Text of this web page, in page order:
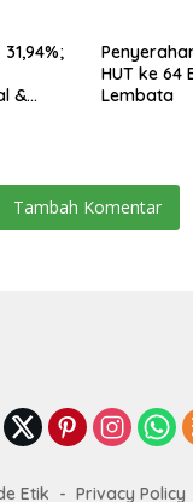
&
HUT ke 64
Lembata
Tambah Komentar
Etik Privacy Policy